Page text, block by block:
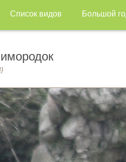
Список видов Большой